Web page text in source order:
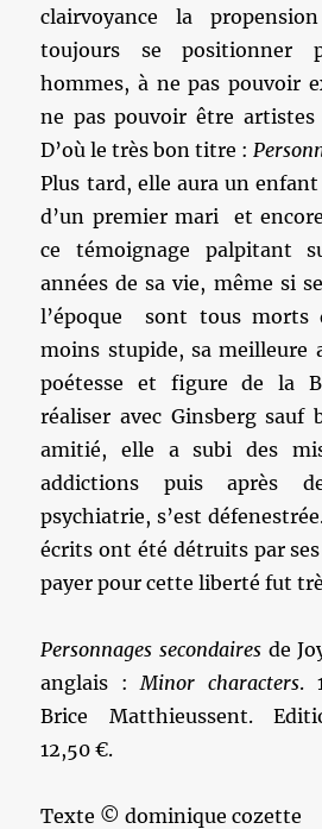
clairvoyance la
toujours se positionner
hommes, à ne pas pouvoir
ne pas pouvoir être artistes
D’où le très bon titre :
Plus tard, elle aura un
d’un premier mari et
ce témoignage palpitant
années de sa vie, même si
l’époque sont tous morts
moins stupide, sa meilleure
poétesse et figure de la
réaliser avec Ginsberg sauf
amitié, elle a subi des
addictions puis après
psychiatrie, s’est
écrits ont été détruits par
payer pour cette liberté fut
Personnages secondaires de
anglais :Minor characters.
Brice Matthieussent.
12,50 €.
Texte © dominique cozette